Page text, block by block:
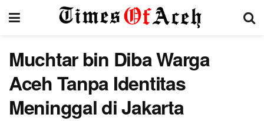
Muchtar bin Diba Warga
Aceh Tanpa Identitas
Meninggal di Jakarta